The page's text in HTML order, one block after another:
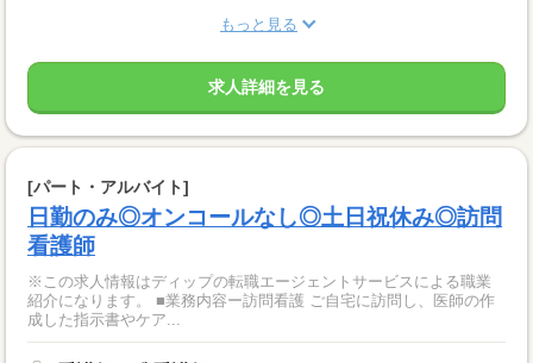
もっと見る
求人詳細を見る
[パート・アルバイト]
日勤のみ◎オンコールなし◎土日祝休み◎訪問
看護師
※この求人情報はディップの転職エージェントサービスによる職業
紹介になります。 ■業務内容ー訪問看護 ご自宅に訪問し、医師の作
成した指示書やケア...